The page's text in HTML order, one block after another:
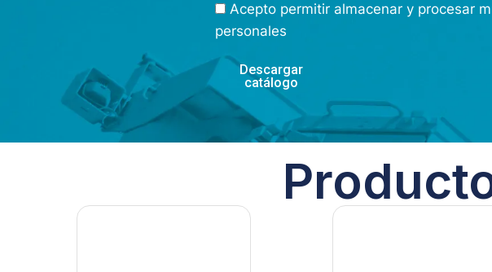
Acepto permitir almacenar y procesar
personales
Descargar
catálogo